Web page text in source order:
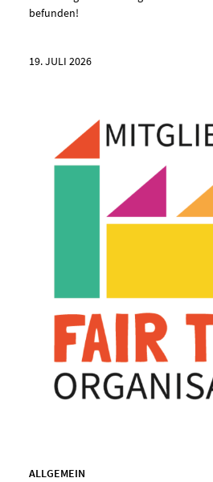
befunden!
19. JULI 2026
ALLGEMEIN